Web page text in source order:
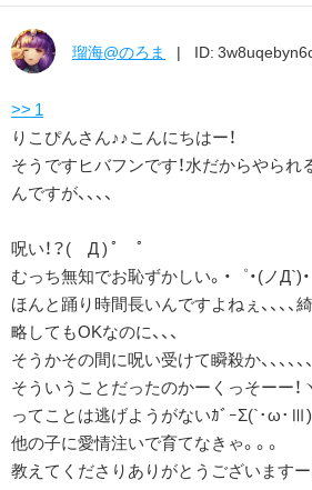
瑠海@のろま ID:
>> 1
りこぴんさん♪♪こんにちはー！
そうですヒバフンです！水だからやら
んですが、、、、
呪い！？( Д ) ﾟ ﾟ
むっち無知でお恥ずかしい。・゜・(ノД`)・
ほんと踊り時間長いんですよねぇ、、、
略してもOKなのに、、、
そうかその間に呪い受けて瞬殺か、、、、、、
そういうことだったのかーくっそーー！
ってことは逃げようがないｶﾞｰΣ(`･ω･
他の子に愛情注いで育てなきゃ。。。
教えてくださりありがとうございますー！